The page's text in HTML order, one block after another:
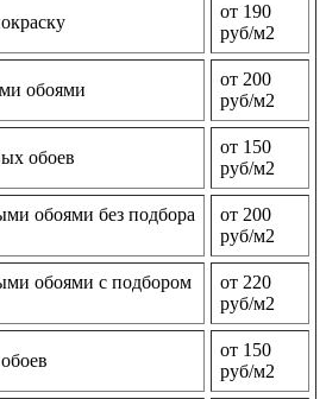
от 190
руб/м2
обоями
от 200
руб/м2
обоев
от 150
руб/м2
обоями без подбора
от 200
руб/м2
обоями с подбором
от 220
руб/м2
от 150
руб/м2